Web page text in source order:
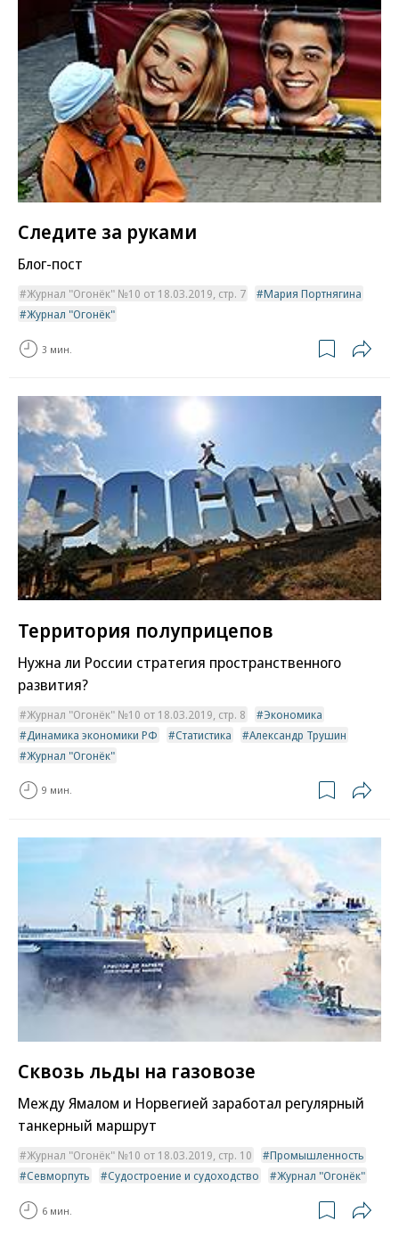
Следите за руками
Блог-пост
Журнал "Огонёк" №10 от 18.03.2019, стр. 7
Мария Портнягина
Журнал "Огонёк"
3 мин.
Территория полуприцепов
Нужна ли России стратегия пространственного
развития?
Журнал "Огонёк" №10 от 18.03.2019, стр. 8
Экономика
Динамика экономики РФ
Статистика
Александр Трушин
Журнал "Огонёк"
9 мин.
Сквозь льды на газовозе
Между Ямалом и Норвегией заработал регулярный
танкерный маршрут
Журнал "Огонёк" №10 от 18.03.2019, стр. 10
Промышленность
Севморпуть
Судостроение и судоходство Журнал "Огонёк"
6 мин.